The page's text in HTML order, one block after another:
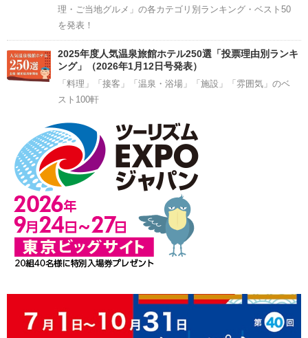
理・ご当地グルメ」の各カテゴリ別ランキング・ベスト50
を発表！
2025年度人気温泉旅館ホテル250選「投票理由別ランキ
ング」（2026年1月12日号発表）
「料理」「接客」「温泉・浴場」「施設」「雰囲気」のベ
スト100軒